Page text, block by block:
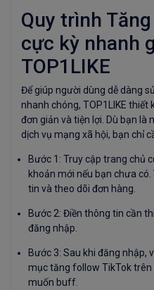
Quy trình
cực kỳ nhanh
TOP1LIKE
Để giúp người dùng dễ dàng
nhanh chóng, TOP1LIKE
đơn giản và tiện lợi. Dù bạn là
dịch vụ mạng xã hội, bạn chỉ
Bước 1: Truy cập trang chủ
khoản mới nếu bạn chưa
tin và theo dõi đơn hàng.
Bước 2: Điền thông tin cần
đăng nhập.
Bước 3: Sau khi đăng nhập,
mục tăng follow TikTok
muốn buff.